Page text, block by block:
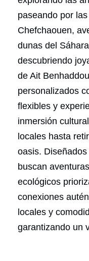
paseando por
Chefchaouen,
dunas del
descubriendo
de Ait
personalizados
flexibles y
inmersión
locales hasta
oasis.
buscan
ecológicos
conexiones
locales y
garantizando un